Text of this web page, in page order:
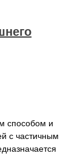
способом и
с частичным